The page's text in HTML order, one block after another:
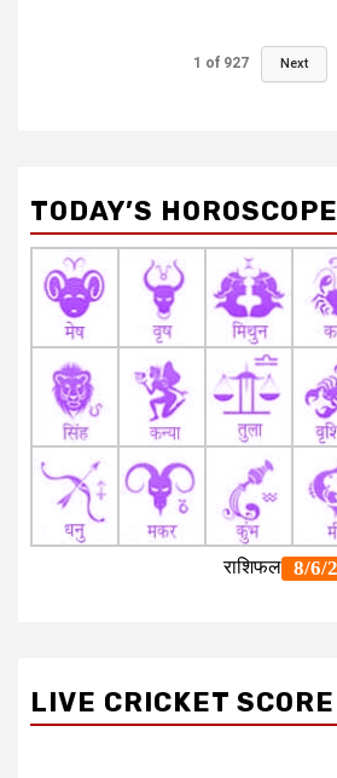
1 of 927 Next
TODAY’S HOROSCOPE
LIVE CRICKET SCORE